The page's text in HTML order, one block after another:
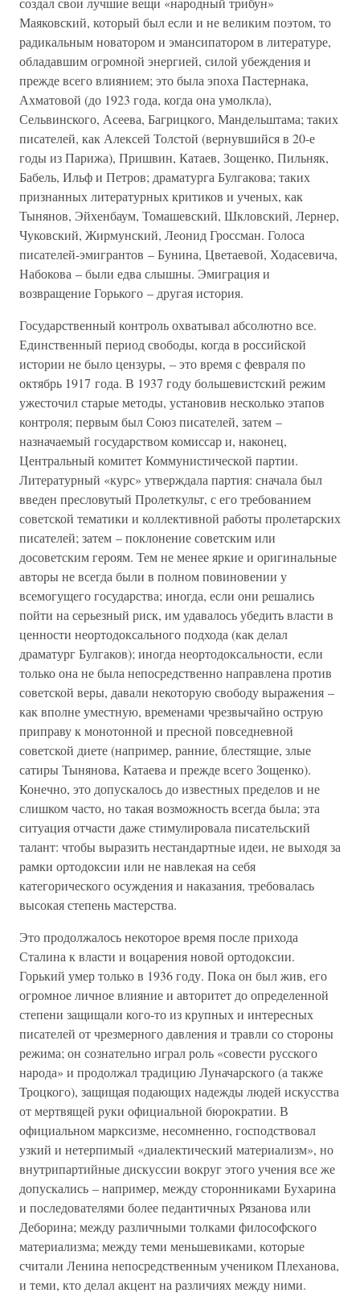
Маяковский, который был если и не великим поэтом, то
радикальным новатором и эмансипатором в литературе,
обладавшим огромной энергией, силой убеждения и
прежде всего влиянием; это была эпоха Пастернака,
Ахматовой (до 1923 года, когда она умолкла),
Сельвинского, Асеева, Багрицкого, Мандельштама; таких
писателей, как Алексей Толстой (вернувшийся в 20-е
годы из Парижа), Пришвин, Катаев, Зощенко, Пильняк,
Бабель, Ильф и Петров; драматурга Булгакова; таких
признанных литературных критиков и ученых, как
Тынянов, Эйхенбаум, Томашевский, Шкловский, Лернер,
Чуковский, Жирмунский, Леонид Гроссман. Голоса
писателей-эмигрантов – Бунина, Цветаевой, Ходасевича,
Набокова – были едва слышны. Эмиграция и
возвращение Горького – другая история.
Государственный контроль охватывал абсолютно все.
Единственный период свободы, когда в российской
истории не было цензуры, – это время с февраля по
октябрь 1917 года. В 1937 году большевистский режим
ужесточил старые методы, установив несколько этапов
контроля; первым был Союз писателей, затем –
назначаемый государством комиссар и, наконец,
Центральный комитет Коммунистической партии.
Литературный «курс» утверждала партия: сначала был
введен пресловутый Пролеткульт, с его требованием
советской тематики и коллективной работы пролетарских
писателей; затем – поклонение советским или
досоветским героям. Тем не менее яркие и оригинальные
авторы не всегда были в полном повиновении у
всемогущего государства; иногда, если они решались
пойти на серьезный риск, им удавалось убедить власти в
ценности неортодоксального подхода (как делал
драматург Булгаков); иногда неортодоксальности, если
только она не была непосредственно направлена против
советской веры, давали некоторую свободу выражения –
как вполне уместную, временами чрезвычайно острую
приправу к монотонной и пресной повседневной
советской диете (например, ранние, блестящие, злые
сатиры Тынянова, Катаева и прежде всего Зощенко).
Конечно, это допускалось до известных пределов и не
слишком часто, но такая возможность всегда была; эта
ситуация отчасти даже стимулировала писательский
талант: чтобы выразить нестандартные идеи, не выходя за
рамки ортодоксии или не навлекая на себя
категорического осуждения и наказания, требовалась
высокая степень мастерства.
Это продолжалось некоторое время после прихода
Сталина к власти и воцарения новой ортодоксии.
Горький умер только в 1936 году. Пока он был жив, его
огромное личное влияние и авторитет до определенной
степени защищали кого-то из крупных и интересных
писателей от чрезмерного давления и травли со стороны
режима; он сознательно играл роль «совести русского
народа» и продолжал традицию Луначарского (а также
Троцкого), защищая подающих надежды людей искусства
от мертвящей руки официальной бюрократии. В
официальном марксизме, несомненно, господствовал
узкий и нетерпимый «диалектический материализм», но
внутрипартийные дискуссии вокруг этого учения все же
допускались – например, между сторонниками Бухарина
и последователями более педантичных Рязанова или
Деборина; между различными толками философского
материализма; между теми меньшевиками, которые
считали Ленина непосредственным учеником Плеханова,
и теми, кто делал акцент на различиях между ними.